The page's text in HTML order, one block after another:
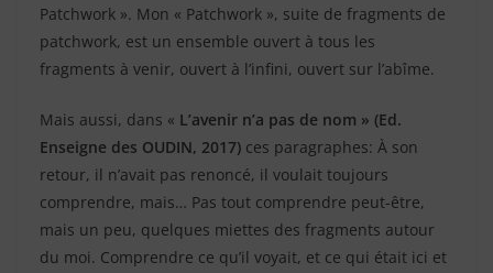
Patchwork ». Mon « Patchwork », suite de fragments de
patchwork, est un ensemble ouvert à tous les
fragments à venir, ouvert à l’infini, ouvert sur l’abîme.
Mais aussi, dans « L’avenir n’a pas de nom » (Ed.
Enseigne des OUDIN, 2017) ces paragraphes: À son
retour, il n’avait pas renoncé, il voulait toujours
comprendre, mais… Pas tout comprendre peut-être,
mais un peu, quelques miettes des fragments autour
du moi. Comprendre ce qu’il voyait, et ce qui était ici et